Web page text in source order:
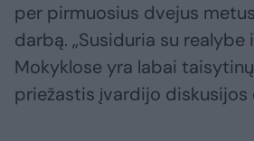
per pirmuosius dvejus
darbą. „Susiduria su realybe
Mokyklose yra labai
priežastis įvardijo diskusijos